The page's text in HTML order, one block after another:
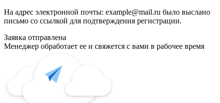
На адрес электронной почты: example@mail.ru было выслано
письмо со ссылкой для подтверждения регистрации.
Заявка отправлена
Менеджер обработает ее и свяжется с вами в рабочее время